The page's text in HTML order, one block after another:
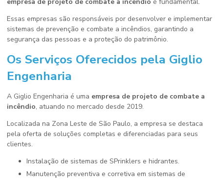
Essas empresas são responsáveis por desenvolver e implementar
sistemas de prevenção e combate a incêndios, garantindo a
segurança das pessoas e a proteção do patrimônio.
Os Serviços Oferecidos pela Giglio
Engenharia
A Giglio Engenharia é uma empresa de projeto de combate a
incêndio, atuando no mercado desde 2019.
Localizada na Zona Leste de São Paulo, a empresa se destaca
pela oferta de soluções completas e diferenciadas para seus
clientes.
Instalação de sistemas de SPrinklers e hidrantes.
Manutenção preventiva e corretiva em sistemas de